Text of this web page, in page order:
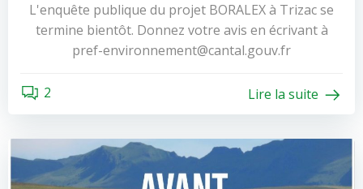
L'enquête publique du projet BORALEX à Trizac se
termine bientôt. Donnez votre avis en écrivant à
pref-environnement@cantal.gouv.fr
2 Lire la suite